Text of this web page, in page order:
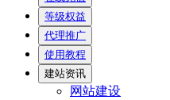
等级权益
代理推广
使用教程
建站资讯
网站建设